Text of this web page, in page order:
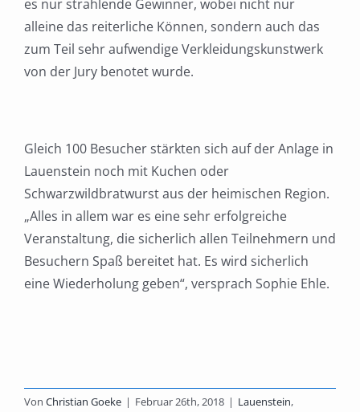
es nur strahlende Gewinner, wobei nicht nur
alleine das reiterliche Können, sondern auch das
zum Teil sehr aufwendige Verkleidungskunstwerk
von der Jury benotet wurde.
Gleich 100 Besucher stärkten sich auf der Anlage in
Lauenstein noch mit Kuchen oder
Schwarzwildbratwurst aus der heimischen Region.
„Alles in allem war es eine sehr erfolgreiche
Veranstaltung, die sicherlich allen Teilnehmern und
Besuchern Spaß bereitet hat. Es wird sicherlich
eine Wiederholung geben“, versprach Sophie Ehle.
Von Christian Goeke | Februar 26th, 2018 | Lauenstein,